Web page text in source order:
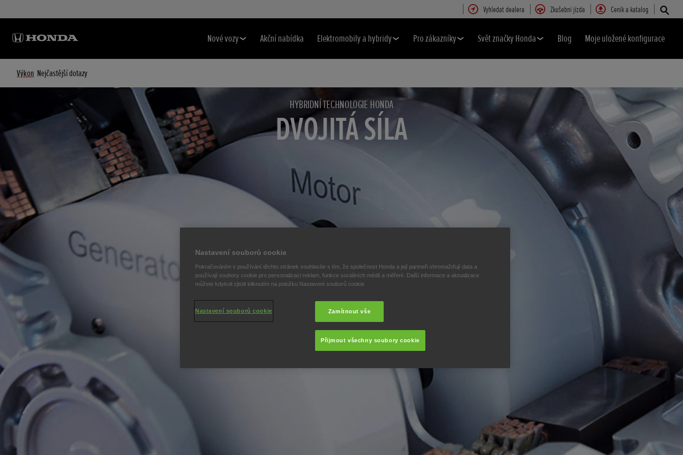
Vyhledat dealera Zkušební jízda Ceník a katalog
Nové vozy Akční nabídka Elektromobily a hybridy Pro zákazníky Svět značky Honda Blog Moje uložené konfigurace
Výkon Nejčastější dotazy
HYBRIDNÍ TECHNOLOGIE HONDA
DVOJITÁ SÍLA
Nastavení souborů cookie
Pokračováním v používání těchto stránek souhlasíte s tím, že společnost Honda a její partneři shromažďují data a
používají soubory cookie pro personalizaci reklam, funkce sociálních médií a měření. Další informace a aktualizace
můžete kdykoli zjistit kliknutím na položku Nastavení souborů cookie
Zamítnout vše
Přijmout všechny soubory cookie
Nastavení souborů cookie